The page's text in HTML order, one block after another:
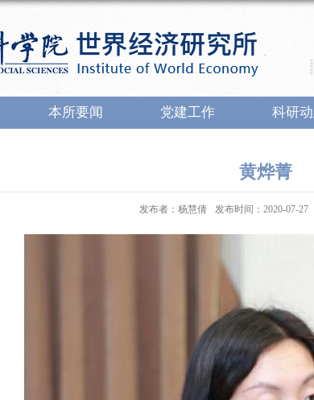
本所要闻 党建工作 科研
黄烨菁
发布者：杨慧倩 发布时间：2020-07-27